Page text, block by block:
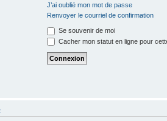
J’ai oublié mon mot de passe
Renvoyer le courriel de confirmation
Se souvenir de moi
Cacher mon statut en ligne pour